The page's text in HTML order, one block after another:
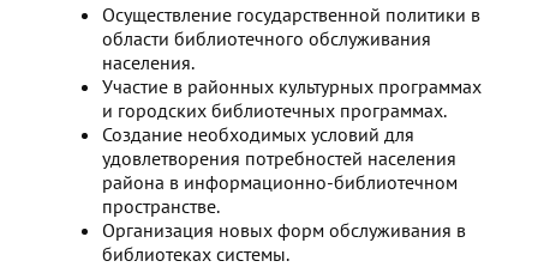
Осуществление государственной политики в
области библиотечного обслуживания
населения.
Участие в районных культурных программах
и городских библиотечных программах.
Создание необходимых условий для
удовлетворения потребностей населения
района в информационно-библиотечном
пространстве.
Организация новых форм обслуживания в
библиотеках системы.